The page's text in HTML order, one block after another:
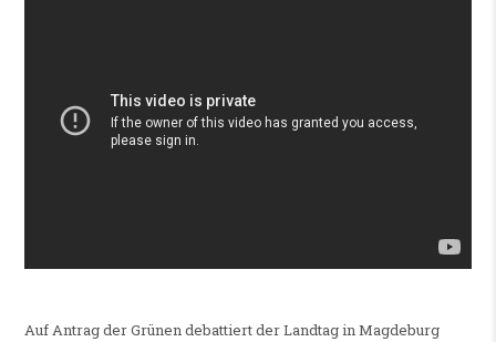
Auf Antrag der Grünen debattiert der Landtag in Magdeburg